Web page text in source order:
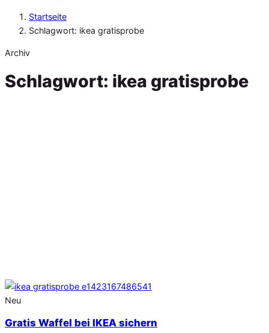
Startseite
Schlagwort: ikea gratisprobe
Archiv
Schlagwort: ikea gratisprobe
Neu
Gratis Waffel bei IKEA sichern